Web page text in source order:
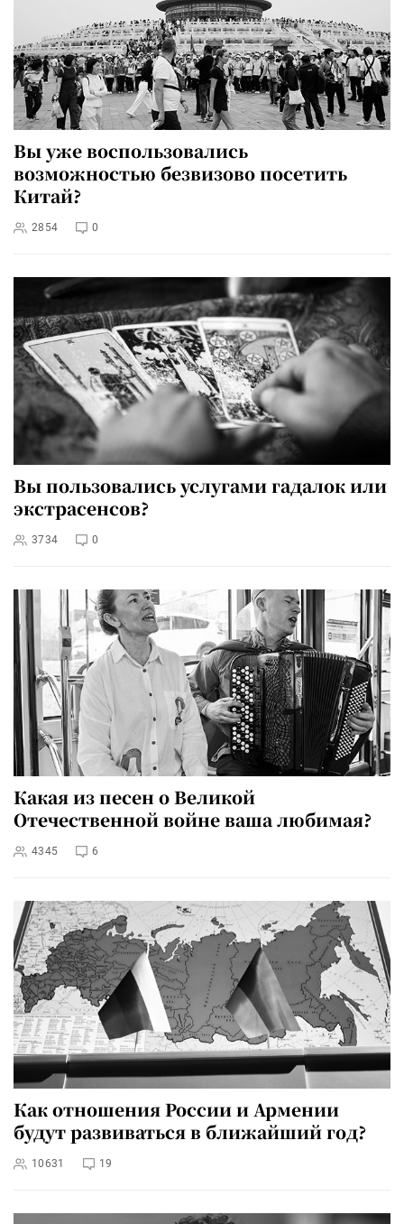
Вы уже воспользовались
возможностью безвизово посетить
Китай?
2854 0
Вы пользовались услугами гадалок или
экстрасенсов?
3734 0
Какая из песен о Великой
Отечественной войне ваша любимая?
4345 6
Как отношения России и Армении
будут развиваться в ближайший год?
10631 19